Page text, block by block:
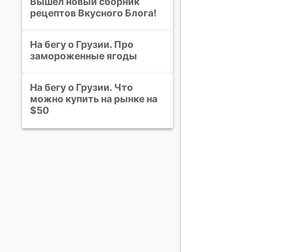
рецептов Вкусного Блога!
На бегу о Грузии. Про
замороженные ягоды
На бегу о Грузии. Что
можно купить на рынке на
$50